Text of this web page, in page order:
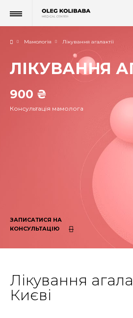
Мамологія Лікування агалактії
ЛІКУВАННЯ
900 ₴
Консультація мамолога
ЗАПИСАТИСЯ НА
КОНСУЛЬТАЦІЮ
Лікування
Києві